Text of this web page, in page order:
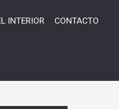
INTERIOR CONTACTO